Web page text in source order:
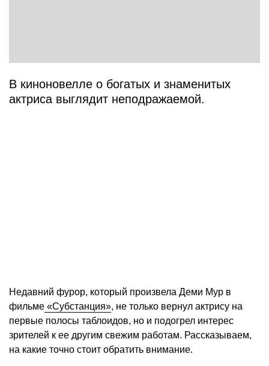
В киноновелле о богатых и знаменитых
актриса выглядит неподражаемой.
Недавний фурор, который произвела Деми Мур в
фильме «Субстанция», не только вернул актрису на
первые полосы таблоидов, но и подогрел интерес
зрителей к ее другим свежим работам. Рассказываем,
на какие точно стоит обратить внимание.